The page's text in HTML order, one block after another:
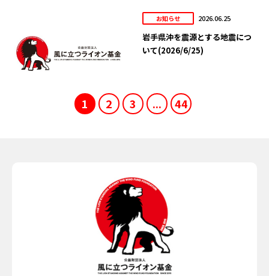
お知らせ 2026.06.25
岩手県沖を震源とする地震につ
いて(2026/6/25)
1 2 3 ... 44